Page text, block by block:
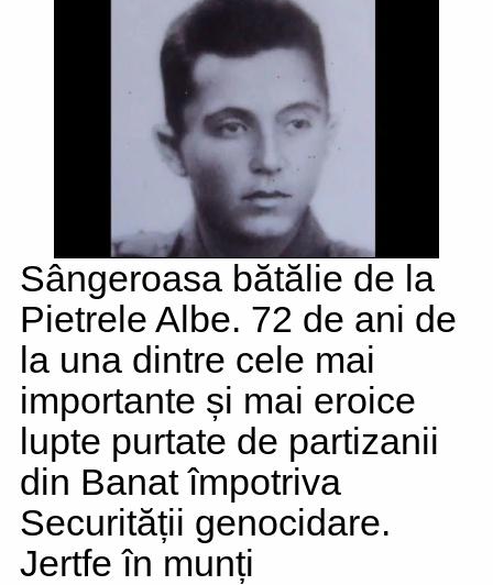
Sângeroasa bătălie de la
Pietrele Albe. 72 de ani de
la una dintre cele mai
importante și mai eroice
lupte purtate de partizanii
din Banat împotriva
Securității genocidare.
Jertfe în munți